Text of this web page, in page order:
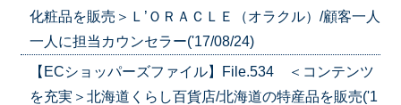
化粧品を販売＞Ｌ’ＯＲＡＣＬＥ（オラクル）/顧客一人
一人に担当カウンセラー('17/08/24)
【ECショッパーズファイル】File.534 ＜コンテンツ
を充実＞北海道くらし百貨店/北海道の特産品を販売('1